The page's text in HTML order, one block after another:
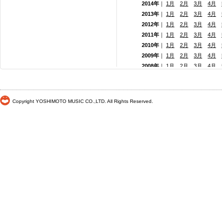
2014年 ｜ 1月 2月 3月 4月
2013年 ｜ 1月 2月 3月 4月
2012年 ｜ 1月 2月 3月 4月
2011年 ｜ 1月 2月 3月 4月
2010年 ｜ 1月 2月 3月 4月
2009年 ｜ 1月 2月 3月 4月
2008年 ｜ 1月 2月 3月 4月
Copyright YOSHIMOTO MUSIC CO.,LTD. All Rights Reserved.